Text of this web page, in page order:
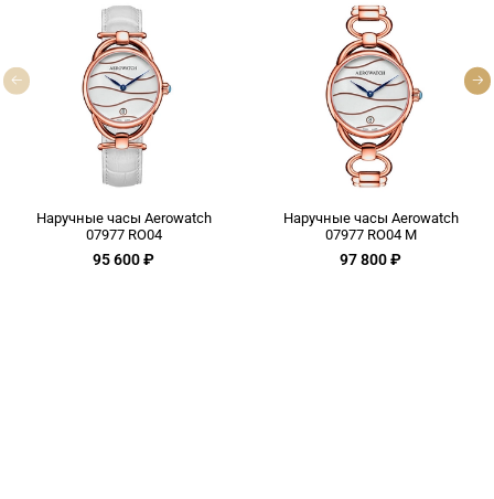
Наручные часы Aerowatch
07977 RO04
95 600 ₽
Наручные часы Aerowatch
07977 RO04 M
97 800 ₽